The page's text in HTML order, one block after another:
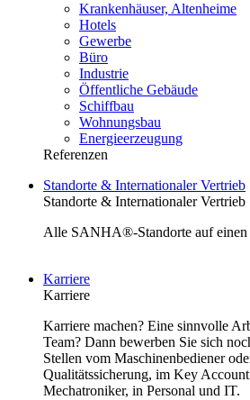
Krankenhäuser, Altenheime
Hotels
Gewerbe
Büro
Industrie
Öffentliche Gebäude
Schiffbau
Wohnungsbau
Energieerzeugung
Referenzen
Standorte & Internationaler Vertrieb
Standorte & Internationaler Vertrieb
Alle SANHA®-Standorte auf
Karriere
Karriere
Karriere machen? Eine sinnvolle
Team? Dann bewerben Sie sich
Stellen vom Maschinenbediener
Qualitätssicherung, im Key
Mechatroniker, in Personal und IT.